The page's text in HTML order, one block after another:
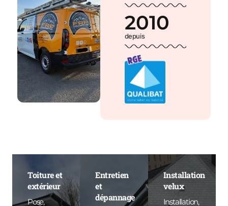
depuis
2010
Toiture et
extérieur
Pose,
Entretien
et
dépannage
Installation
velux
Installation,